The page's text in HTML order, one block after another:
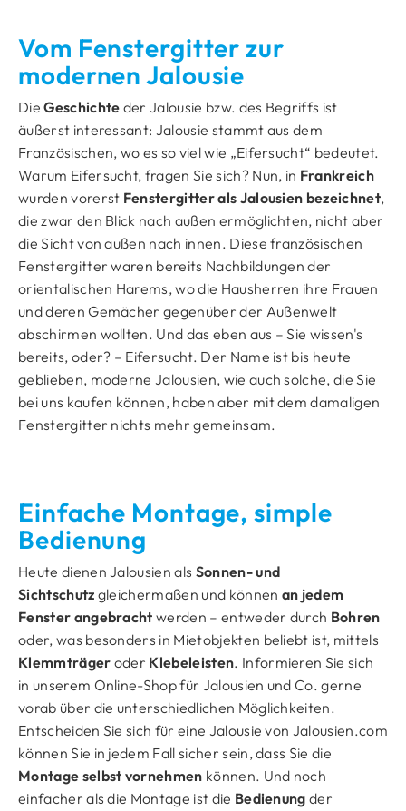
Vom Fenstergitter zur
modernen Jalousie
DieGeschichte der Jalousie bzw. des Begriffs ist
äußerst interessant: Jalousie stammt aus dem
Französischen, wo es so viel wie „Eifersucht“ bedeutet.
Warum Eifersucht, fragen Sie sich? Nun, in Frankreich
wurden vorerst Fenstergitter als Jalousien bezeichnet,
die zwar den Blick nach außen ermöglichten, nicht aber
die Sicht von außen nach innen. Diese französischen
Fenstergitter waren bereits Nachbildungen der
orientalischen Harems, wo die Hausherren ihre Frauen
und deren Gemächer gegenüber der Außenwelt
abschirmen wollten. Und das eben aus – Sie wissen's
bereits, oder? – Eifersucht. Der Name ist bis heute
geblieben, moderne Jalousien, wie auch solche, die Sie
bei uns kaufen können, haben aber mit dem damaligen
Fenstergitter nichts mehr gemeinsam.
Einfache Montage, simple
Bedienung
Heute dienen Jalousien als Sonnen- und
Sichtschutz gleichermaßen und können an jedem
Fenster angebracht werden – entweder durch Bohren
oder, was besonders in Mietobjekten beliebt ist, mittels
Klemmträger oder Klebeleisten. Informieren Sie sich
in unserem Online-Shop für Jalousien und Co. gerne
vorab über die unterschiedlichen Möglichkeiten.
Entscheiden Sie sich für eine Jalousie von Jalousien.com
können Sie in jedem Fall sicher sein, dass Sie die
Montage selbst vornehmen können. Und noch
einfacher als die Montage ist die Bedienung der